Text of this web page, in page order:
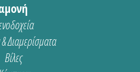
Διαμερίσματα
Βίλες